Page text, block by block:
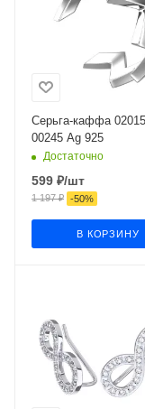
Серьга-каффа
00245 Ag 925
Достаточно
599 ₽/шт
1 197₽ -50%
В КОРЗИНУ